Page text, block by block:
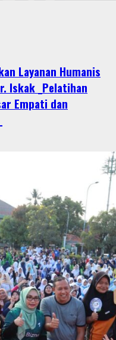
Layanan Humanis
Iskak _Pelatihan
Empati dan